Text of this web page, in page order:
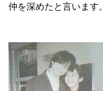
仲を深めたと言います。